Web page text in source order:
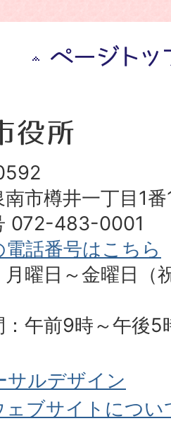
市樽井一丁目1番
072-483-0001
電話番号はこちら
月曜日～金曜日（
：午前9時～午後5
サルデザイン
ェブサイトについ